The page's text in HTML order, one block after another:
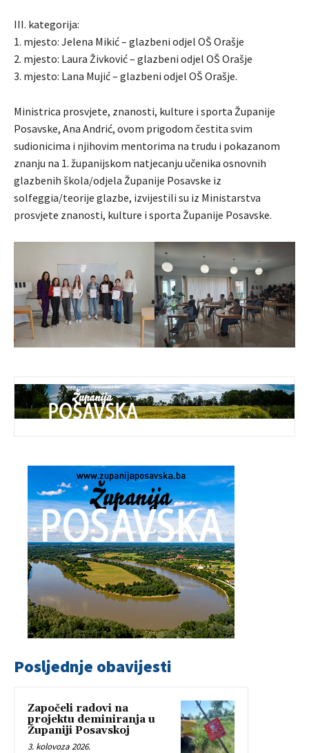
III. kategorija:
1. mjesto: Jelena Mikić – glazbeni odjel OŠ Orašje
2. mjesto: Laura Živković – glazbeni odjel OŠ Orašje
3. mjesto: Lana Mujić – glazbeni odjel OŠ Orašje.
Ministrica prosvjete, znanosti, kulture i sporta Županije
Posavske, Ana Andrić, ovom prigodom čestita svim
sudionicima i njihovim mentorima na trudu i pokazanom
znanju na 1. županijskom natjecanju učenika osnovnih
glazbenih škola/odjela Županije Posavske iz
solfeggia/teorije glazbe, izvijestili su iz Ministarstva
prosvjete znanosti, kulture i sporta Županije Posavske.
Posljednje obavijesti
Započeli radovi na
projektu deminiranja u
Županiji Posavskoj
3. kolovoza 2026.